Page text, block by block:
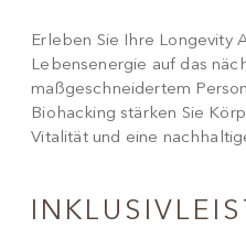
Erleben Sie Ihre Longevity
Lebensenergie auf das
maßgeschneidertem
Biohacking stärken Sie
Vitalität und eine